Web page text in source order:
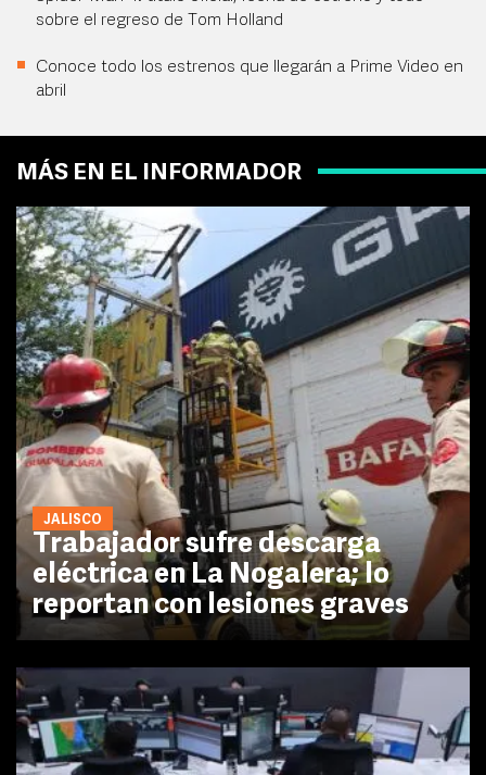
sobre el regreso de Tom Holland
Conoce todo los estrenos que llegarán a Prime Video en
abril
MÁS EN EL INFORMADOR
JALISCO
Trabajador sufre descarga
eléctrica en La Nogalera; lo
reportan con lesiones graves